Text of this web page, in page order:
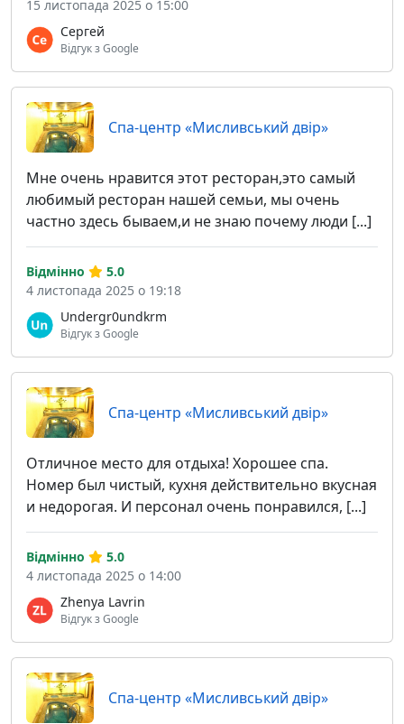
Сергей
Відгук з Google
15 листопада 2025 о 15:00
Спа-центр «Мисливський двір»
Мне очень нравится этот ресторан,это самый
любимый ресторан нашей семьи, мы очень
частно здесь бываем,и не знаю почему люди [...]
Undergr0undkrm
Відгук з Google
Відмінно
5.0
4 листопада 2025 о 19:18
Спа-центр «Мисливський двір»
Отличное место для отдыха! Хорошее спа.
Номер был чистый, кухня действительно вкусная
и недорогая. И персонал очень понравился, [...]
Zhenya Lavrin
Відгук з Google
Відмінно
5.0
4 листопада 2025 о 14:00
Спа-центр «Мисливський двір»